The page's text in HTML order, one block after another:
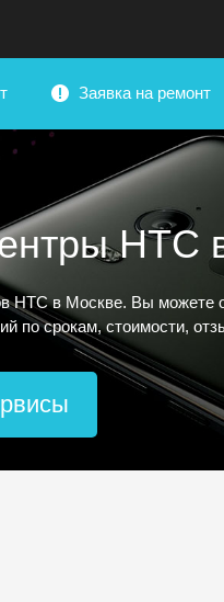
Заявка на ремонт
HTC
в Москве. Вы можете
по срокам, стоимости,